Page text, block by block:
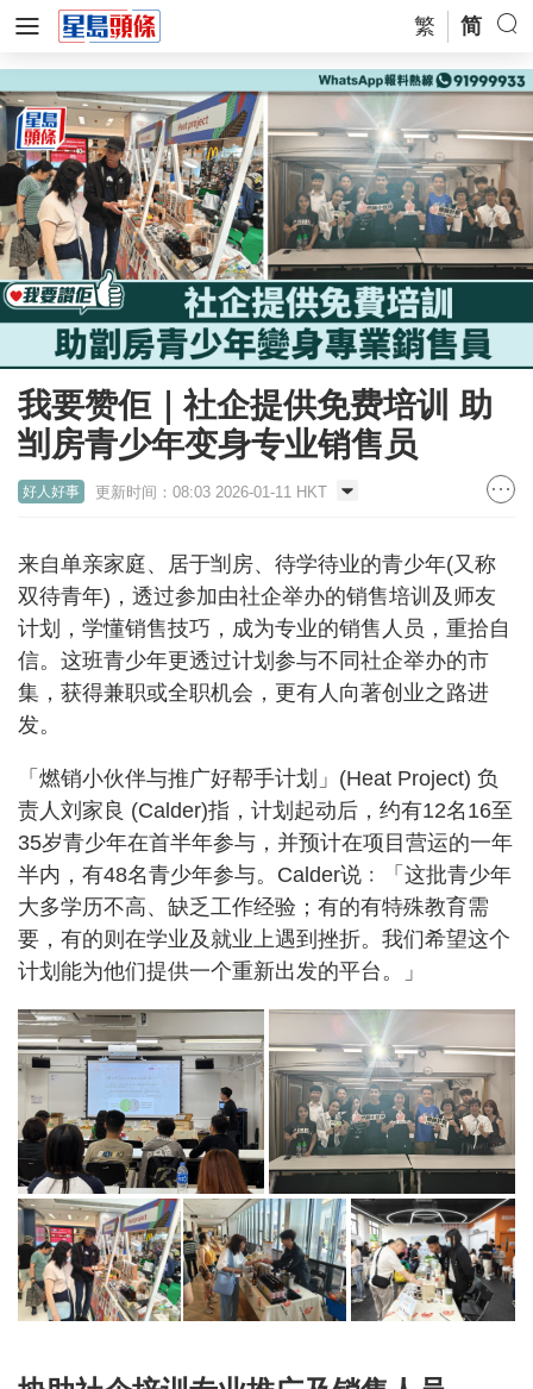
繁 简
我要赞佢｜社企提供免费培训 助
㓥房青少年变身专业销售员
好人好事 更新时间：08:03 2026-01-11 HKT
来自单亲家庭、居于㓥房、待学待业的青少年(又称
双待青年)，透过参加由社企举办的销售培训及师友
计划，学懂销售技巧，成为专业的销售人员，重拾自
信。这班青少年更透过计划参与不同社企举办的市
集，获得兼职或全职机会，更有人向著创业之路进
发。
「燃销小伙伴与推广好帮手计划」(Heat Project) 负
责人刘家良 (Calder)指，计划起动后，约有12名16至
35岁青少年在首半年参与，并预计在项目营运的一年
半内，有48名青少年参与。Calder说﹕「这批青少年
大多学历不高、缺乏工作经验；有的有特殊教育需
要，有的则在学业及就业上遇到挫折。我们希望这个
计划能为他们提供一个重新出发的平台。」